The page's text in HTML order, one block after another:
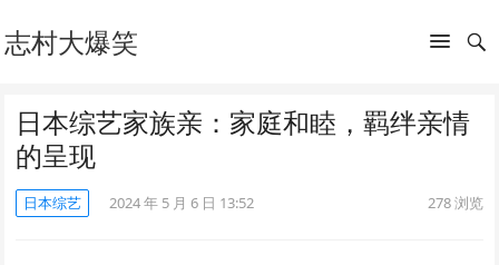
志村大爆笑
日本综艺家族亲：家庭和睦，羁绊亲情
的呈现
日本综艺 2024 年 5 月 6 日 13:52 278浏览